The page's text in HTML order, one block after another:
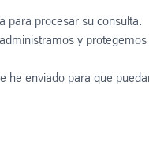
para procesar su consulta.
y protegemos
he enviado para que